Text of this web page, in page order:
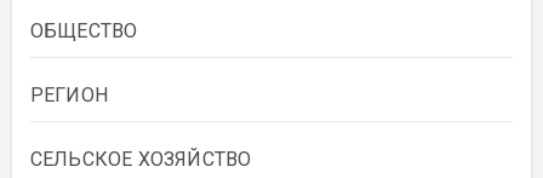
ОБЩЕСТВО
РЕГИОН
СЕЛЬСКОЕ ХОЗЯЙСТВО